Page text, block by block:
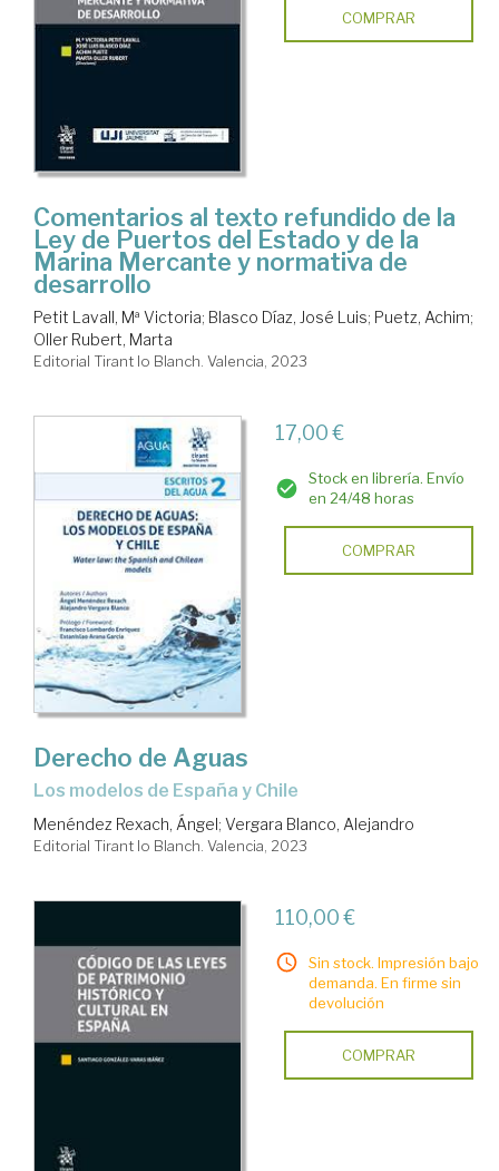
COMPRAR
Comentarios al texto refundido de la
Ley de Puertos del Estado y de la
Marina Mercante y normativa de
desarrollo
Petit Lavall, Mª Victoria; Blasco Díaz, José Luis; Puetz, Achim;
Oller Rubert, Marta
Editorial Tirant lo Blanch. Valencia, 2023
17,00 €
Stock en librería. Envío
en 24/48 horas
COMPRAR
Derecho de Aguas
Los modelos de España y Chile
Menéndez Rexach, Ángel; Vergara Blanco, Alejandro
Editorial Tirant lo Blanch. Valencia, 2023
110,00 €
Sin stock. Impresión bajo
demanda. En firme sin
devolución
COMPRAR